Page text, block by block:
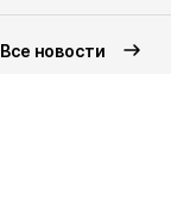
Все новости